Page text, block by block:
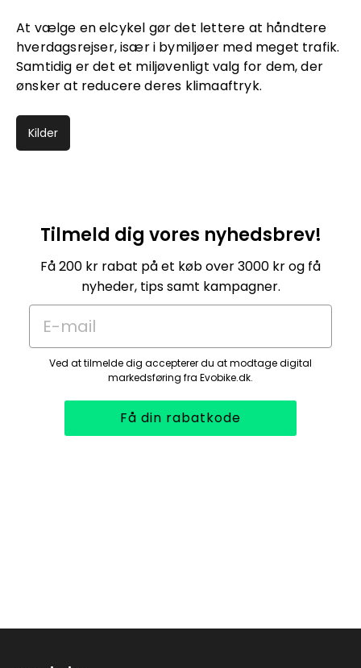
At vælge en elcykel gør det lettere at håndtere
hverdagsrejser, især i bymiljøer med meget trafik.
Samtidig er det et miljøvenligt valg for dem, der
ønsker at reducere deres klimaaftryk.
Kilder
Tilmeld dig vores nyhedsbrev!
Få 200 kr rabat på et køb over 3000 kr og få
nyheder, tips samt kampagner.
E-mail
Ved at tilmelde dig accepterer du at modtage digital
markedsføring fra Evobike.dk.
Få din rabatkode